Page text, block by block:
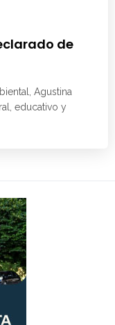
de
Agustina
educativo y